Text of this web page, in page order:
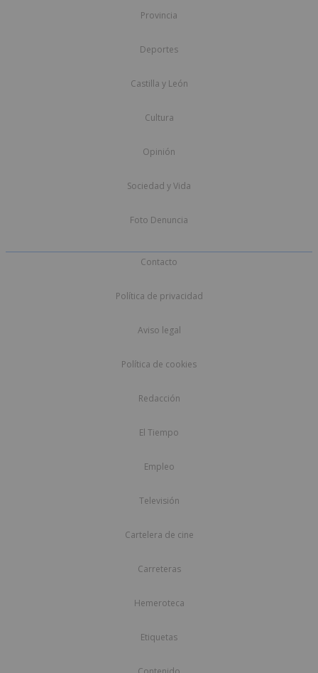
Provincia
Deportes
Castilla y León
Cultura
Opinión
Sociedad y Vida
Foto Denuncia
Contacto
Política de privacidad
Aviso legal
Política de cookies
Redacción
El Tiempo
Empleo
Televisión
Cartelera de cine
Carreteras
Hemeroteca
Etiquetas